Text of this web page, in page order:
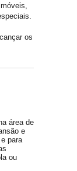
os
área de
e
para
ou